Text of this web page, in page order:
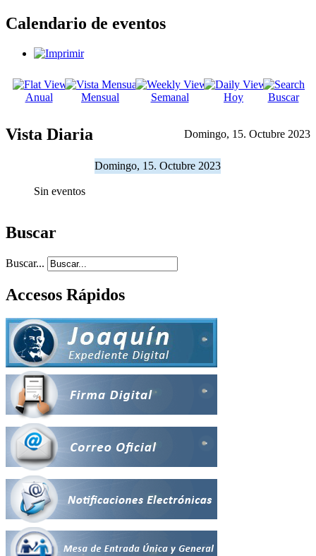
Calendario de eventos
Anual Mensual Semanal Hoy Buscar
Vista Diaria Domingo, 15. Octubre 2023
Domingo, 15. Octubre 2023
Sin eventos
Buscar
Buscar...
Accesos Rápidos